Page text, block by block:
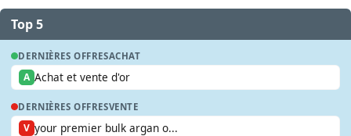
Top 5
DERNIÈRES OFFRESACHAT
A Achat et vente d'or
DERNIÈRES OFFRESVENTE
V your premier bulk argan o...